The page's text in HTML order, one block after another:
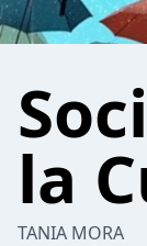
la
TANIA MORA